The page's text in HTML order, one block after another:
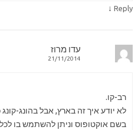
Reply
↓
עדו מרוז
21/11/2014
רב-קו.
לא יודע איך זה בארץ, אבל בהונג-
בשם אוקטופוס וניתן להשתמש בו